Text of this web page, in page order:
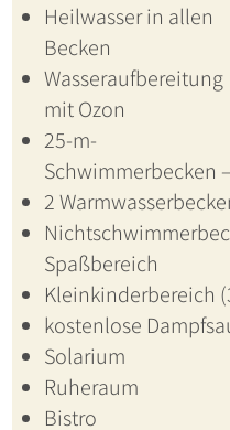
Heilwasser in allen
Becken
Wasseraufbereitung
mit Ozon
25-m-
Schwimmerbecken
2
Spaßbereich
Kleinkinderbereich
kostenlose
Solarium
Ruheraum
Bistro